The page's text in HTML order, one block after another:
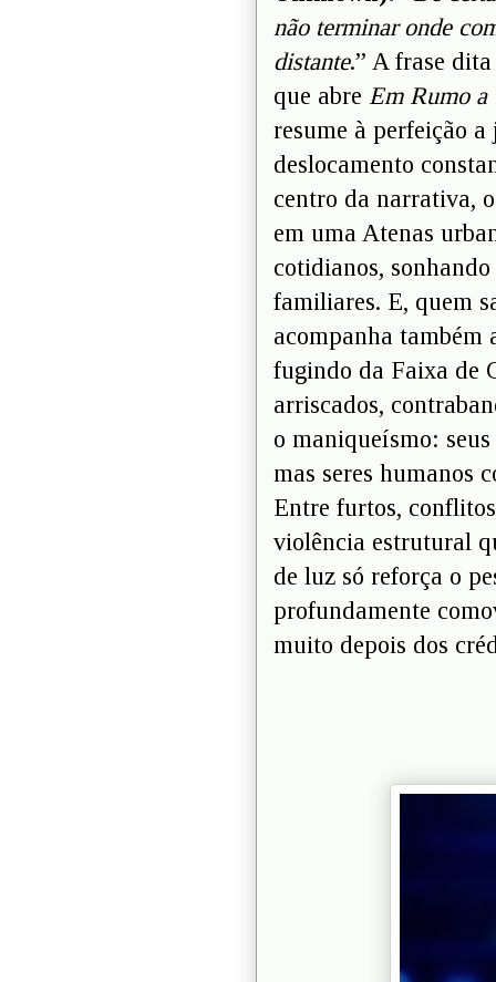
não terminar onde
distante.” A frase
que abre Em Rumo a
resume à perfeição
deslocamento
centro da narrativa,
em uma Atenas
cotidianos,
familiares. E, quem
acompanha também
fugindo da Faixa de
arriscados,
o maniqueísmo:
mas seres humanos
Entre furtos,
violência estrutural
de luz só reforça o
profundamente
muito depois dos